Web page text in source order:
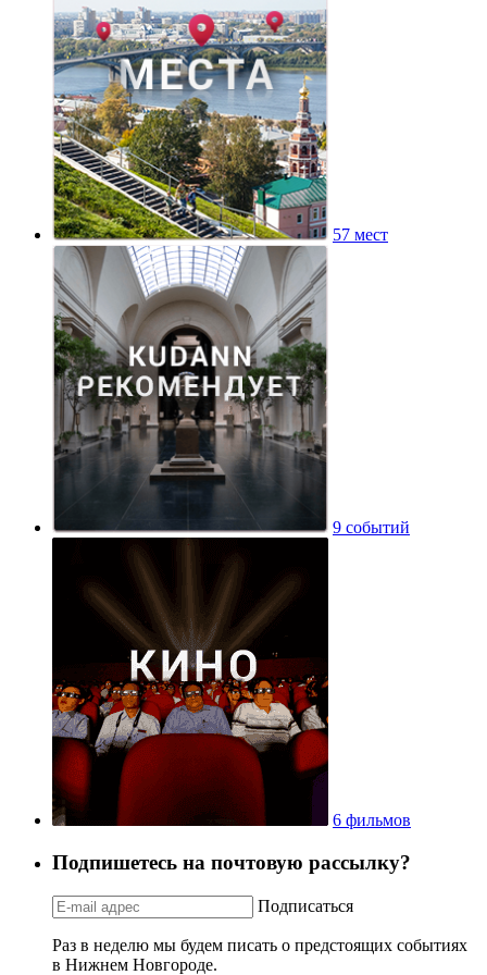
57 мест
9 событий
6 фильмов
Подпишетесь на почтовую рассылку?
Подписаться
Раз в неделю мы будем писать о предстоящих событиях
в Нижнем Новгороде.